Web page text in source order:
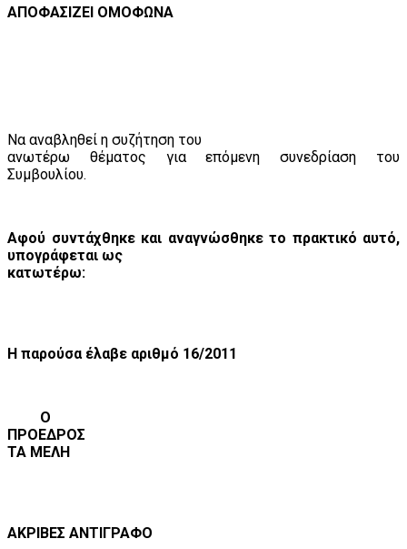
ΑΠΟΦΑΣΙΖΕΙ ΟΜΟΦΩΝΑ
Να αναβληθεί η συζήτηση του
ανωτέρω θέματος για επόμενη συνεδρίαση του
Συμβουλίου.
Αφού συντάχθηκε και αναγνώσθηκε το πρακτικό αυτό,
υπογράφεται ως
κατωτέρω:
Η παρούσα έλαβε αριθμό 16/2011
Ο
ΠΡΟΕΔΡΟΣ
ΤΑ ΜΕΛΗ
ΑΚΡΙΒΕΣ ΑΝΤΙΓΡΑΦΟ